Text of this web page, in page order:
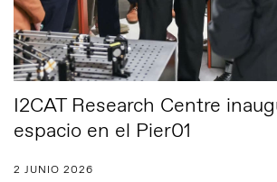
I2CAT Research Centre
espacio en el Pier01
2 JUNIO 2026